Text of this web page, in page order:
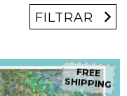
FILTRAR
FREE
SHIPPING